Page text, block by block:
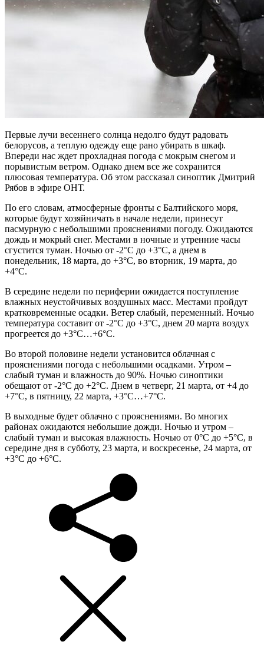
Первые лучи весеннего солнца недолго будут радовать
белорусов, а теплую одежду еще рано убирать в шкаф.
Впереди нас ждет прохладная погода с мокрым снегом и
порывистым ветром. Однако днем все же сохранится
плюсовая температура. Об этом рассказал синоптик Дмитрий
Рябов в эфире ОНТ.
По его словам, атмосферные фронты с Балтийского моря,
которые будут хозяйничать в начале недели, принесут
пасмурную с небольшими прояснениями погоду. Ожидаются
дождь и мокрый снег. Местами в ночные и утренние часы
сгустится туман. Ночью от -2°C до +3°C, а днем в
понедельник, 18 марта, до +3°C, во вторник, 19 марта, до
+4°C.
В середине недели по периферии ожидается поступление
влажных неустойчивых воздушных масс. Местами пройдут
кратковременные осадки. Ветер слабый, переменный. Ночью
температура составит от -2°C до +3°C, днем 20 марта воздух
прогреется до +3°C…+6°C.
Во второй половине недели установится облачная с
прояснениями погода с небольшими осадками. Утром –
слабый туман и влажность до 90%. Ночью синоптики
обещают от -2°C до +2°C. Днем в четверг, 21 марта, от +4 до
+7°C, в пятницу, 22 марта, +3°C…+7°C.
В выходные будет облачно с прояснениями. Во многих
районах ожидаются небольшие дожди. Ночью и утром –
слабый туман и высокая влажность. Ночью от 0°C до +5°C, в
середине дня в субботу, 23 марта, и воскресенье, 24 марта, от
+3°C до +6°C.